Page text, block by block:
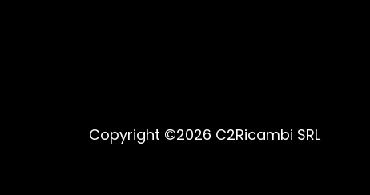
Copyright ©2026 C2Ricambi SRL